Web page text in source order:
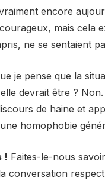
encore
mais cela
ne se sentaient
je pense que la
devrait être ?
de haine et
homophobie
! Faites-le-nous
conversation